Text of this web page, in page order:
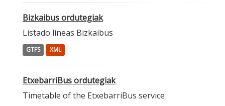
Bizkaibus ordutegiak
Listado líneas Bizkaibus
GTFS XML
EtxebarriBus ordutegiak
Timetable of the EtxebarriBus service